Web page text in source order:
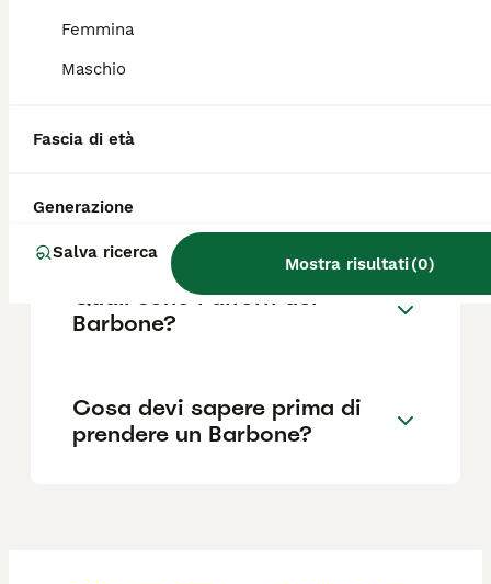
Femmina
Maschio
Fascia di età
Generazione
Salva ricerca
Mostra risultati(0)
Quanto dura la vita di un
Barbone?
Quali sono i difetti del
Barbone?
Cosa devi sapere prima di
prendere un Barbone?